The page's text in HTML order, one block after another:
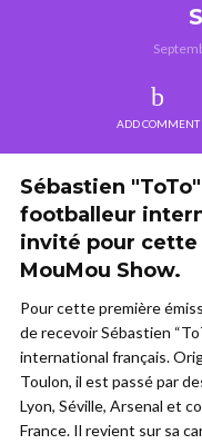
ADD COMMENT
Sébastien
footballeur
invité pour
MouMou Show.
Pour cette première
de recevoir Sébastien
international français.
Toulon, il est passé par
Lyon, Séville, Arsenal et
France. Il revient sur sa